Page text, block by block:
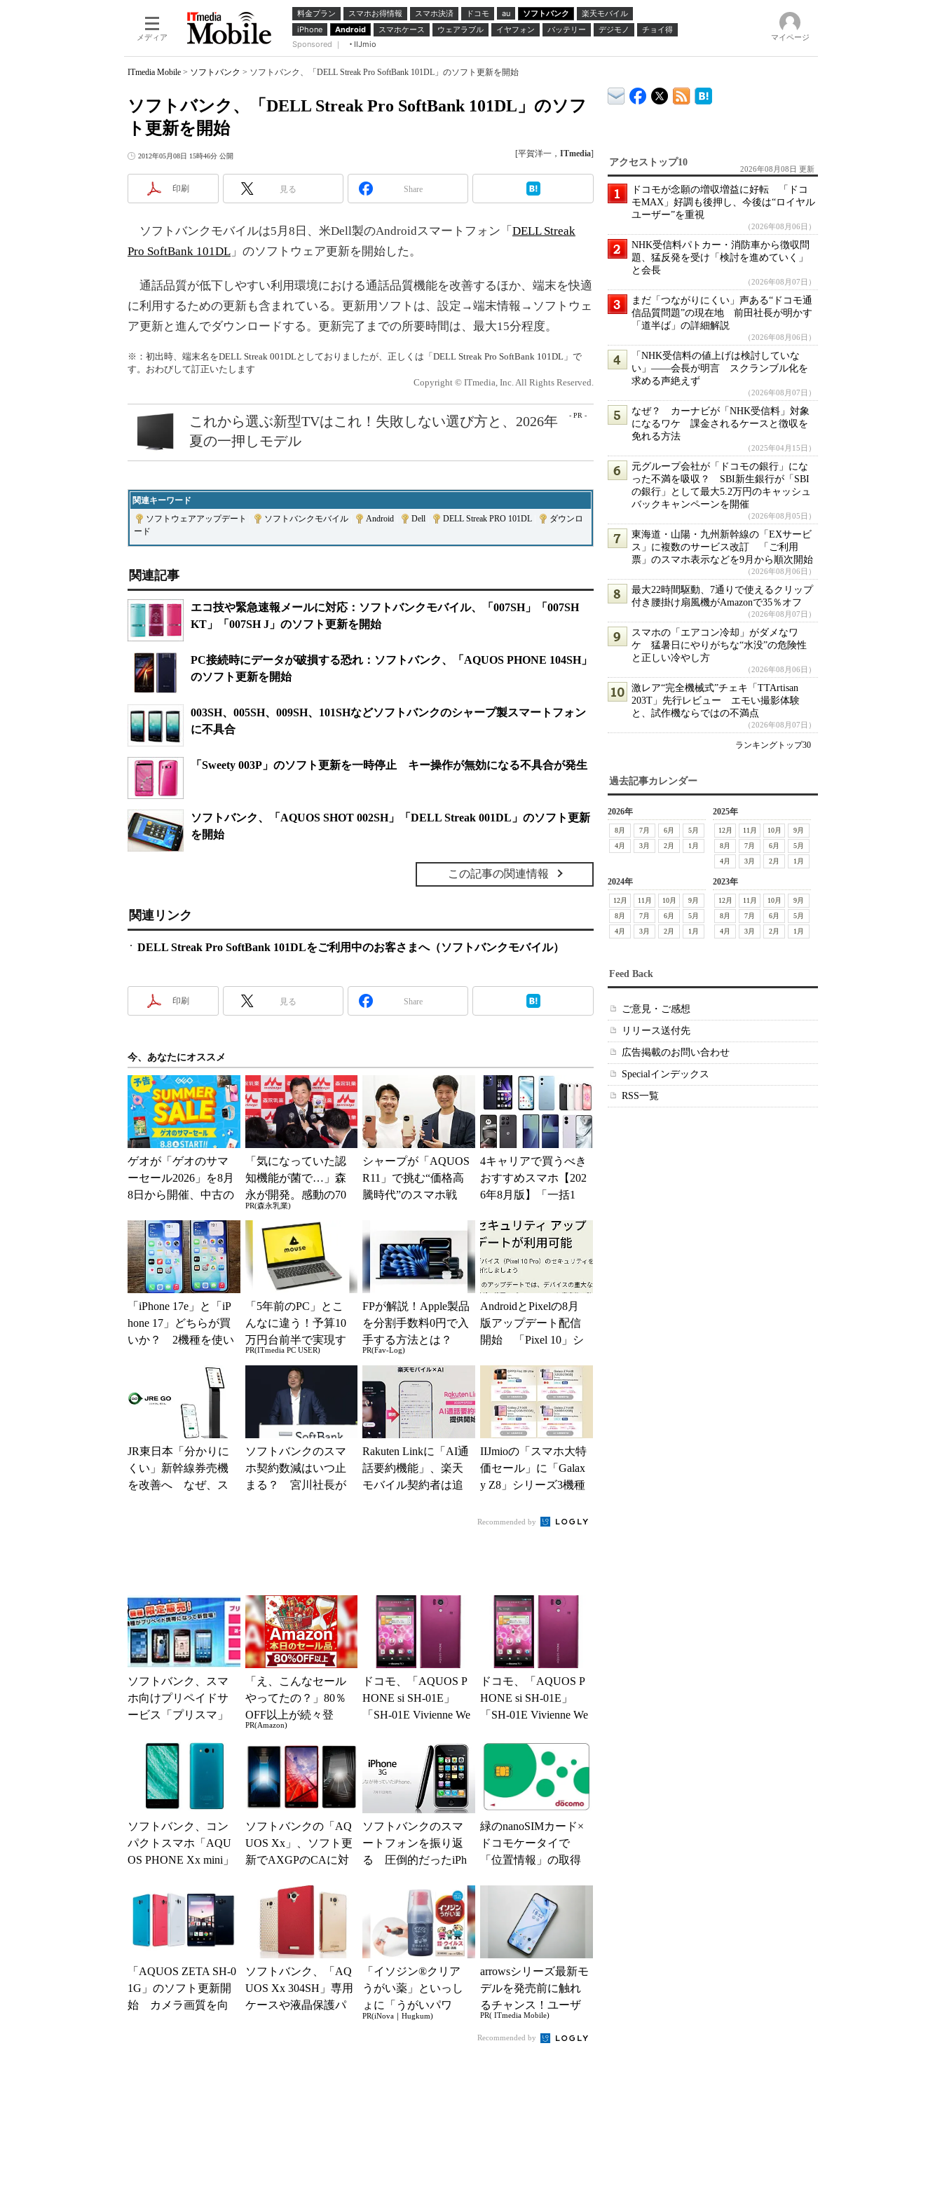
メディア
料金プラン スマホお得情報 スマホ決済 ドコモ au ソフトバンク
楽天モバイル
iPhone
Android スマホケース ウェアラブル イヤフォン バッテリー デジモノ
チョイ得
Sponsored ｜
IIJmio
マイページ
ITmedia Mobile > ソフトバンク > ソフトバンク、「DELL Streak Pro SoftBank 101DL」のソフト更新を開始
ソフトバンク、「DELL Streak Pro SoftBank 101DL」のソフ
ト更新を開始
2012年05月08日 15時46分 公開 [平賀洋一， ITmedia]
印刷 見る Share
ソフトバンクモバイルは5月8日、米Dell製のAndroidスマートフォン「 DELL Streak
Pro SoftBank 101DL 」のソフトウェア更新を開始した。
通話品質が低下しやすい利用環境における通話品質機能を改善するほか、端末を快適
に利用するための更新も含まれている。更新用ソフトは、設定→端末情報→ソフトウェ
ア更新と進んでダウンロードする。更新完了までの所要時間は、最大15分程度。
※：初出時、端末名をDELL Streak 001DLとしておりましたが、正しくは「DELL Streak Pro SoftBank 101DL」で
す。おわびして訂正いたします
Copyright © ITmedia, Inc. All Rights Reserved.
- PR -
これから選ぶ新型TVはこれ！失敗しない選び方と、2026年
夏の一押しモデル
関連キーワード
ソフトウェアアップデート
ソフトバンクモバイル Android Dell DELL Streak PRO 101DL
ダウンロ
ード
関連記事
エコ技や緊急速報メールに対応：ソフトバンクモバイル、「007SH」「007SH
KT」「007SH J」のソフト更新を開始
PC接続時にデータが破損する恐れ：ソフトバンク、「AQUOS PHONE 104SH」
のソフト更新を開始
003SH、005SH、009SH、101SHなどソフトバンクのシャープ製スマートフォン
に不具合
「Sweety 003P」のソフト更新を一時停止 キー操作が無効になる不具合が発生
ソフトバンク、「AQUOS SHOT 002SH」「DELL Streak 001DL」のソフト更新
を開始
この記事の関連情報
関連リンク
DELL Streak Pro SoftBank 101DLをご利用中のお客さまへ（ソフトバンクモバイル）
印刷 見る Share
今、あなたにオススメ
ゲオが「ゲオのサマ
ーセール2026」を8月
8日から開催、中古の
得に
「気になっていた認
知機能が菌で…」森
永が開発。感動の70
代続出
PR(森永乳業)
シャープが「AQUOS
R11」で挑む“価格高
騰時代”のスマホ戦
よりも既存ユーザ
ー...
4キャリアで買うべき
おすすめスマホ【202
6年8月版】「一括1
得なiPhone／...
「iPhone 17e」と「iP
hone 17」どちらが買
いか？ 2機種を使い
「5年前のPC」とこ
んなに違う！予算10
万円台前半で実現す
る快適PCライフ
PR(ITmedia PC USER)
FPが解説！Apple製品
を分割手数料0円で入
手する方法とは？
PR(Fav-Log)
AndroidとPixelの8月
版アップデート配信
開始 「Pixel 10」シ
合修...
JR東日本「分かりに
くい」新幹線券売機
を改善へ なぜ、ス
ソフトバンクのスマ
ホ契約数減はいつ止
まる？ 宮川社長が
Rakuten Linkに「AI通
話要約機能」、楽天
モバイル契約者は追
IIJmioの「スマホ大特
価セール」に「Galax
y Z8」シリーズ3機種
Recommended by
ソフトバンク、スマ
ホ向けプリペイドサ
ービス「プリスマ」
「え、こんなセール
やってたの？」80％
OFF以上が続々登
場！Amazonの本気が
凄すぎる
PR(Amazon)
ドコモ、「AQUOS P
HONE si SH-01E」
「SH-01E Vivienne We
ドコモ、「AQUOS P
HONE si SH-01E」
「SH-01E Vivienne We
ソフトバンク、コン
パクトスマホ「AQU
OS PHONE Xx mini」
ソフトバンクの「AQ
UOS Xx」、ソフト更
新でAXGPのCAに対
ソフトバンクのスマ
ートフォンを振り返
る 圧倒的だったiPh
ALMUDA Pho...
緑のnanoSIMカード×
ドコモケータイで
「位置情報」の取得
ードの交換で対応
「AQUOS ZETA SH-0
1G」のソフト更新開
始 カメラ画質を向
ソフトバンク、「AQ
UOS Xx 304SH」専用
ケースや液晶保護パ
「イソジン®クリア
うがい薬」といっし
ょに「うがいパワ
ー」で一年中！ 健や
PR(iNova｜Hugkum)
arrowsシリーズ最新モ
デルを発売前に触れ
るチャンス！ユーザ
ー座談会開催
PR( ITmedia Mobile)
Recommended by
アクセストップ10
2026年08月08日 更新
ドコモが念願の増収増益に好転 「ドコ
モMAX」好調も後押し、今後は“ロイヤル
ユーザー”を重視
（2026年08月06日）
NHK受信料パトカー・消防車から徴収問
題、猛反発を受け「検討を進めていく」
と会長
（2026年08月07日）
まだ「つながりにくい」声ある“ドコモ通
信品質問題”の現在地 前田社長が明かす
「道半ば」の詳細解説
（2026年08月06日）
「NHK受信料の値上げは検討していな
い」――会長が明言 スクランブル化を
求める声絶えず
（2026年08月07日）
なぜ？ カーナビが「NHK受信料」対象
になるワケ 課金されるケースと徴収を
免れる方法
（2025年04月15日）
元グループ会社が「ドコモの銀行」にな
った不満を吸収？ SBI新生銀行が「SBI
の銀行」として最大5.2万円のキャッシュ
バックキャンペーンを開催
（2026年08月05日）
東海道・山陽・九州新幹線の「EXサービ
ス」に複数のサービス改訂 「ご利用
票」のスマホ表示などを9月から順次開始
（2026年08月06日）
最大22時間駆動、7通りで使えるクリップ
付き腰掛け扇風機がAmazonで35％オフ
（2026年08月07日）
スマホの「エアコン冷却」がダメなワ
ケ 猛暑日にやりがちな“水没”の危険性
と正しい冷やし方
（2026年08月06日）
激レア“完全機械式”チェキ「TTArtisan
203T」先行レビュー エモい撮影体験
と、試作機ならではの不満点
（2026年08月07日）
ランキングトップ30
過去記事カレンダー
2026年
8月 7月 6月
5月
4月
3月 2月 1月
2025年
12月 11月 10月
9月
8月
7月 6月
5月
4月
3月 2月 1月
2024年
12月 11月 10月
9月
8月
7月 6月
5月
4月
3月 2月 1月
2023年
12月 11月 10月
9月
8月
7月 6月
5月
4月
3月 2月 1月
Feed Back
ご意見・ご感想
リリース送付先
広告掲載のお問い合わせ
Specialインデックス
RSS一覧